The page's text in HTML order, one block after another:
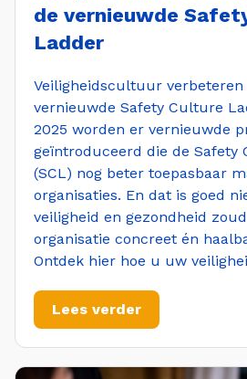
de vernieuwde
Ladder
Veiligheidscultuur verbeteren
vernieuwde Safety Culture
2025 worden er vernieuwde
geïntroduceerd die de Safety
(SCL) nog beter toepasbaar
organisaties. En dat is goed
veiligheid en gezondheid
organisatie concreet én
Ontdek hier hoe u uw
Lees verder